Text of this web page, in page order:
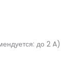
до 2 A)